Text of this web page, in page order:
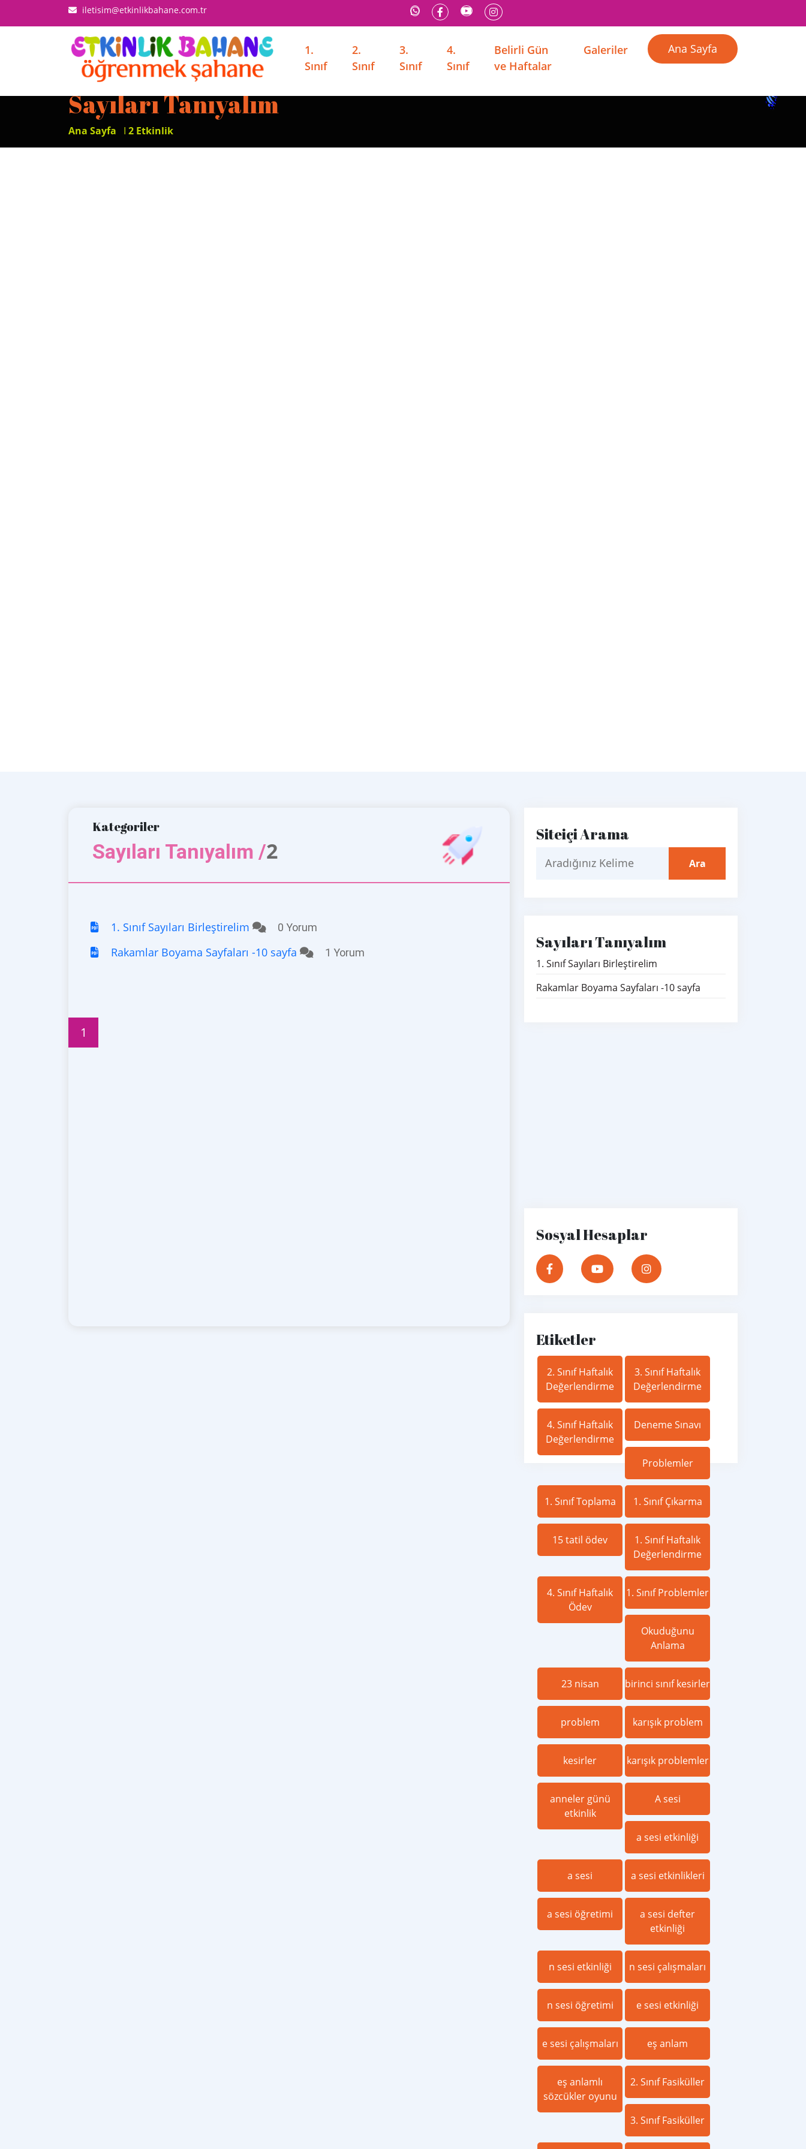
iletisim@etkinlikbahane.com.tr
1.
Sınıf
2.
Sınıf
3.
Sınıf
4.
Sınıf
Belirli Gün
ve Haftalar
Galeriler Ana Sayfa
Sayıları Tanıyalım
Ana Sayfa I 2 Etkinlik
Kategoriler
Sayıları Tanıyalım /2
1. Sınıf Sayıları Birleştirelim 0 Yorum
Rakamlar Boyama Sayfaları -10 sayfa 1 Yorum
1
Siteiçi Arama
Sayıları Tanıyalım
1. Sınıf Sayıları Birleştirelim
Rakamlar Boyama Sayfaları -10 sayfa
Sosyal Hesaplar
Etiketler
2. Sınıf Haftalık
Değerlendirme
3. Sınıf Haftalık
Değerlendirme
4. Sınıf Haftalık
Değerlendirme
Deneme Sınavı
Problemler
1. Sınıf Toplama 1. Sınıf Çıkarma
15 tatil ödev
1. Sınıf Haftalık
Değerlendirme
4. Sınıf Haftalık
Ödev
1. Sınıf Problemler
Okuduğunu
Anlama
23 nisan birinci sınıf kesirler
problem karışık problem
kesirler karışık problemler
anneler günü
etkinlik
A sesi
a sesi etkinliği
a sesi a sesi etkinlikleri
a sesi öğretimi
a sesi defter
etkinliği
n sesi etkinliği n sesi çalışmaları
n sesi öğretimi e sesi etkinliği
e sesi çalışmaları eş anlam
eş anlamlı
sözcükler oyunu
2. Sınıf Fasiküller
3. Sınıf Fasiküller